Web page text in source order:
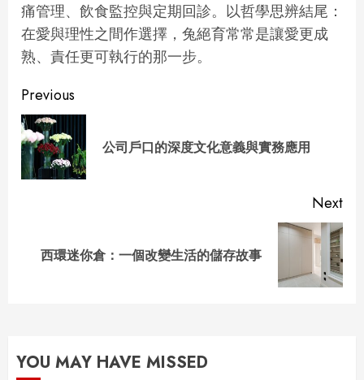
痛管理、飲食監控與定期回診。以哲學思辨結尾：
在愛與理性之間作選擇，兔絕育常常是讓愛更成
熟、責任更可執行的那一步。
Continue
Reading
Previous
公司戶口的深度文化意義與實務應用
Next
Next
西環迷你倉：一個改變生活的儲存故事
YOU MAY HAVE MISSED